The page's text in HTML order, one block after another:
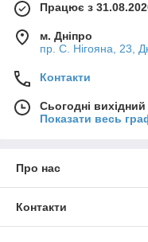
Працює з
м. Дніпро
пр. С. Нігояна, 23,
Контакти
Сьогодні вихідний
Показати весь
Про нас
Контакти